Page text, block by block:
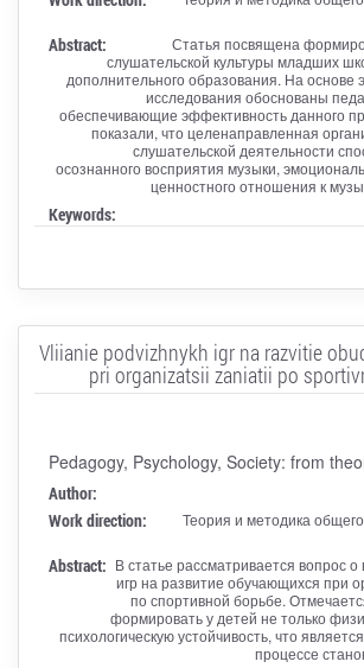
Abstract:
Статья посвящена
слушательской культуры младших
дополнительного образования. На основе
исследования обоснованы
обеспечивающие эффективность данного
показали, что целенаправленная
слушательской деятельности
осознанного восприятия музыки,
ценностного отношения к
Keywords:
Vliianie podvizhnykh igr na razvitie
pri organizatsii zaniatii po
Pedagogy, Psychology, Society: from
Author:
Work direction:
Теория и методика
Abstract: В статье рассматривается вопрос
игр на развитие обучающихся при
по спортивной борьбе.
формировать у детей не только
психологическую устойчивость, что
процессе